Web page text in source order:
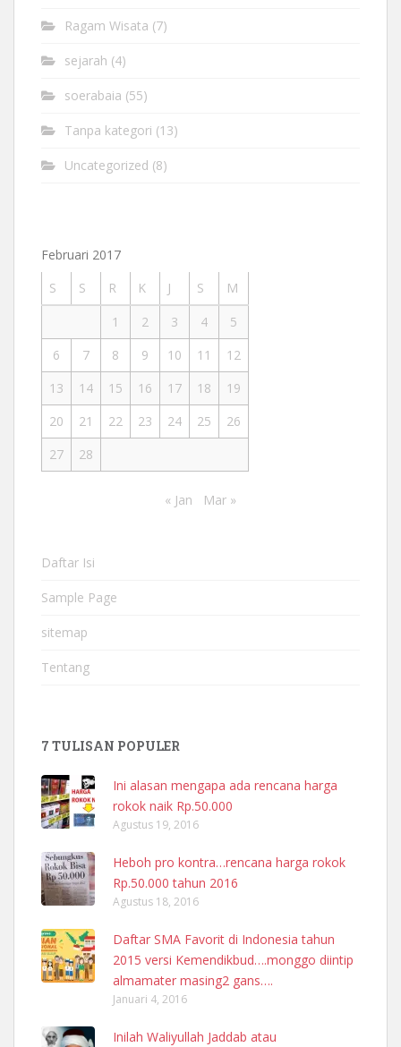
Ragam Wisata (7)
sejarah (4)
soerabaia (55)
Tanpa kategori (13)
Uncategorized (8)
Februari 2017
S
S R K J S
M
1
2 3 4
5
6
7 8 9 10 11
12
13
14 15 16 17 18
19
20
21 22 23 24 25
26
27
28
« Jan Mar »
Daftar Isi
Sample Page
sitemap
Tentang
7 TULISAN POPULER
Ini alasan mengapa ada rencana harga
rokok naik Rp.50.000
Agustus 19, 2016
Heboh pro kontra…rencana harga rokok
Rp.50.000 tahun 2016
Agustus 18, 2016
Daftar SMA Favorit di Indonesia tahun
2015 versi Kemendikbud….monggo diintip
almamater masing2 gans….
Januari 4, 2016
Inilah Waliyullah Jaddab atau